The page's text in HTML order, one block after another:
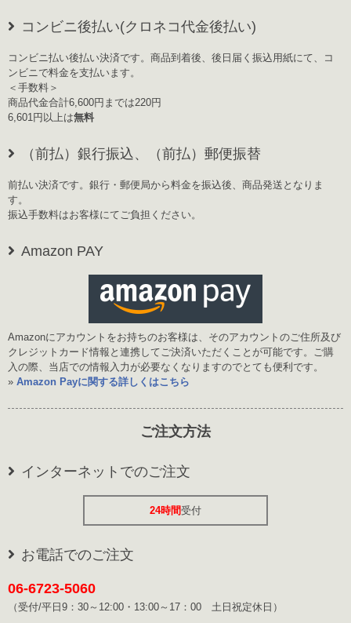
コンビニ後払い(クロネコ代金後払い)
コンビニ払い後払い決済です。商品到着後、後日届く振込用紙にて、コ
ンビニで料金を支払います。
＜手数料＞
商品代金合計6,600円までは220円
6,601円以上は無料
（前払）銀行振込、（前払）郵便振替
前払い決済です。銀行・郵便局から料金を振込後、商品発送となりま
す。
振込手数料はお客様にてご負担ください。
Amazon PAY
Amazonにアカウントをお持ちのお客様は、そのアカウントのご住所及び
クレジットカード情報と連携してご決済いただくことが可能です。ご購
入の際、当店での情報入力が必要なくなりますのでとても便利です。
» Amazon Payに関する詳しくはこちら
ご注文方法
インターネットでのご注文
24時間受付
お電話でのご注文
06-6723-5060
（受付/平日9：30～12:00・13:00～17：00 土日祝定休日）